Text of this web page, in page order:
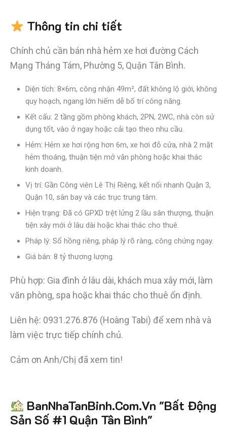
Thông tin chi tiết
Chính chủ cần bán nhà hẻm xe hơi đường Cách
Mạng Tháng Tám, Phường 5, Quận Tân Bình.
Diện tích: 8×6m, công nhận 49m², đất không lộ giới, không
quy hoạch, ngang lớn hiếm dễ bố trí công năng.
Kết cấu: 2 tầng gồm phòng khách, 2PN, 2WC, nhà còn sử
dụng tốt, vào ở ngay hoặc cải tạo theo nhu cầu.
Hẻm: Hẻm xe hơi rộng hơn 6m, xe hơi đỗ cửa, nhà 2 mặt
hẻm thoáng, thuận tiện mở văn phòng hoặc khai thác
kinh doanh.
Vị trí: Gần Công viên Lê Thị Riêng, kết nối nhanh Quận 3,
Quận 10, sân bay và các trục trung tâm.
Hiện trạng: Đã có GPXD trệt lửng 2 lầu sân thượng, thuận
tiện xây mới ở lâu dài hoặc khai thác cho thuê.
Pháp lý: Sổ hồng riêng, pháp lý rõ ràng, công chứng ngay.
Giá bán: 8 tỷ thương lượng.
Phù hợp: Gia đình ở lâu dài, khách mua xây mới, làm
văn phòng, spa hoặc khai thác cho thuê ổn định.
Liên hệ: 0931.276.876 (Hoàng Tabi) để xem nhà và
làm việc trực tiếp chính chủ.
Cảm ơn Anh/Chị đã xem tin!
Tiết kiệmhơn 90% thời gian , mua bán được nhanh hơn
và kiếm được nhiều tiền hơn với sự trợ giúp đắc lực của
đội ngũ chuyên gia VICTORY REAL
BanNhaTanBinh.Com.Vn "Bất Động
Sản Số #1 Quận Tân Bình"